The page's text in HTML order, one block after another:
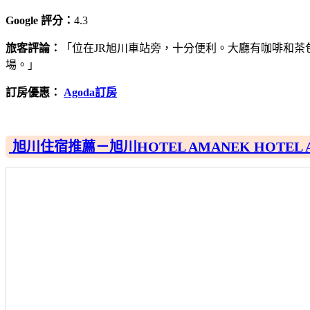
Google 評分： 4.3
旅客評論：
「位在JR旭川車站旁，十分便利。大廳有咖啡和
場。」
訂房優惠： Agoda訂房
旭川住宿推薦－旭川HOTEL AMANEK HOTEL